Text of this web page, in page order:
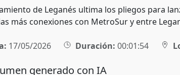
de Leganés ultima los pliegos para
más conexiones con MetroSur y entre
17/05/2026 Duración: 00:01:54
generado con IA